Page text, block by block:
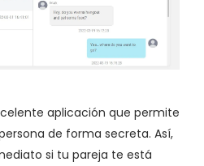
aplicación que permite
de forma secreta. Así,
si tu pareja te está